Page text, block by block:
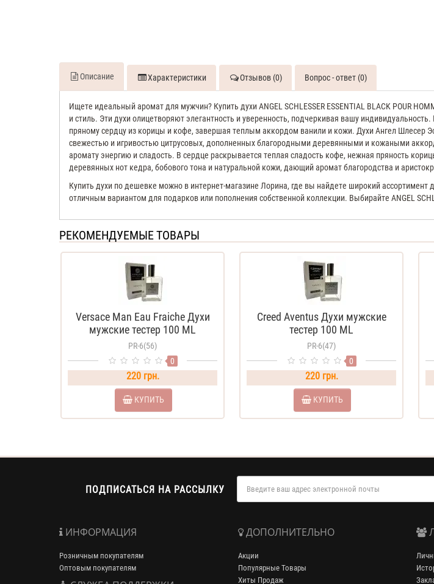
Описание Характеристики Отзывов (0) Вопрос - ответ (0)
Ищете идеальный аромат для мужчин? Купить духи ANGEL SCHLESSER ESSENTIAL BLACK POUR
и стиль. Эти духи олицетворяют элегантность и уверенность, подчеркивая вашу
пряному сердцу из корицы и кофе, завершая теплым аккордом ванили и кожи. Духи Ангел Шлесер
свежестью и игривостью цитрусовых, дополненных благородными деревянными и кожаными
аромату энергию и сладость. В сердце раскрывается теплая сладость кофе, нежная пряность
деревянных нот кедра, бобового тона и натуральной кожи, дающий аромат благородства и
Купить духи по дешевке можно в интернет-магазине Лорина, где вы найдете широкий
отличным вариантом для подарков или пополнения собственной коллекции. Выбирайте ANGEL
РЕКОМЕНДУЕМЫЕ ТОВАРЫ
Versace Man Eau Fraiche Духи
мужские тестер 100 ML
PR-6(56)
0
220 грн.
КУПИТЬ
Creed Aventus Духи мужские
тестер 100 ML
PR-6(47)
0
220 грн.
КУПИТЬ
ПОДПИСАТЬСЯ НА РАССЫЛКУ
ИНФОРМАЦИЯ
Розничным покупателям
Оптовым покупателям
ДОПОЛНИТЕЛЬНО
Акции
Популярные Товары
Хиты Продаж